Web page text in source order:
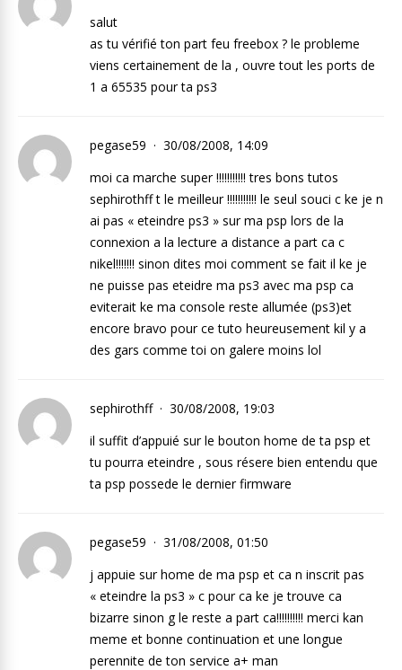
salut
as tu vérifié ton part feu freebox ? le probleme
viens certainement de la , ouvre tout les ports de
1 a 65535 pour ta ps3
pegase59
30/08/2008, 14:09
moi ca marche super !!!!!!!!!!! tres bons tutos
sephirothff t le meilleur !!!!!!!!!!! le seul souci c ke je n
ai pas « eteindre ps3 » sur ma psp lors de la
connexion a la lecture a distance a part ca c
nikel!!!!!!! sinon dites moi comment se fait il ke je
ne puisse pas eteidre ma ps3 avec ma psp ca
eviterait ke ma console reste allumée (ps3)et
encore bravo pour ce tuto heureusement kil y a
des gars comme toi on galere moins lol
sephirothff
30/08/2008, 19:03
il suffit d’appuié sur le bouton home de ta psp et
tu pourra eteindre , sous résere bien entendu que
ta psp possede le dernier firmware
pegase59
31/08/2008, 01:50
j appuie sur home de ma psp et ca n inscrit pas
« eteindre la ps3 » c pour ca ke je trouve ca
bizarre sinon g le reste a part ca!!!!!!!!!! merci kan
meme et bonne continuation et une longue
perennite de ton service a+ man